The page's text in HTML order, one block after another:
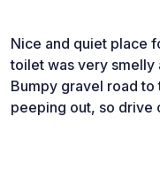
Nice and quiet place
toilet was very smelly
Bumpy gravel road
peeping out, so drive